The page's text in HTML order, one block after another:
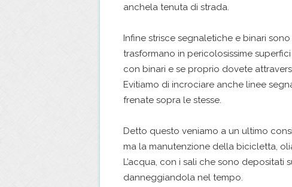
anchela tenuta di strada.
Infine strisce segnaletiche e binari
trasformano in pericolosissime
con binari e se proprio dovete
Evitiamo di incrociare anche linee
frenate sopra le stesse.
Detto questo veniamo a un ultimo
ma la manutenzione della bicicletta,
L’acqua, con i sali che sono depositati
danneggiandola nel tempo.